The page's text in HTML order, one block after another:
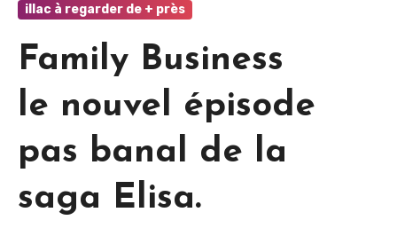
illac à regarder de + près
Family Business
le nouvel épisode
pas banal de la
saga Elisa.